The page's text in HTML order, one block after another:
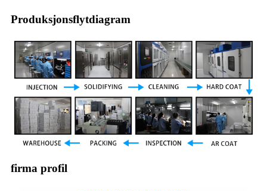
Produksjonsflytdiagram
firma profil